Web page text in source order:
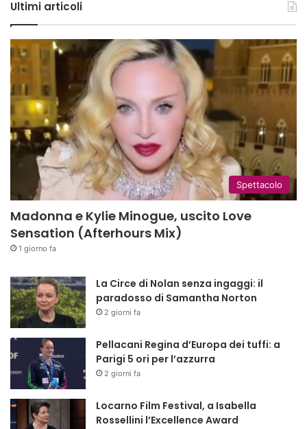
Ultimi articoli
Spettacolo
Madonna e Kylie Minogue, uscito Love
Sensation (Afterhours Mix)
1 giorno fa
La Circe di Nolan senza ingaggi: il
paradosso di Samantha Norton
2 giorni fa
Pellacani Regina d’Europa dei tuffi: a
Parigi 5 ori per l’azzurra
2 giorni fa
Locarno Film Festival, a Isabella
Rossellini l’Excellence Award